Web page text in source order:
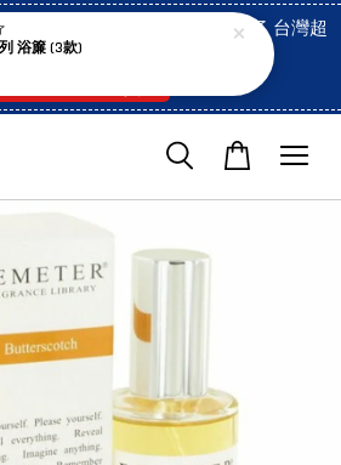
香港澳門信用卡付費已經開啓了 台灣超
市貨到付款也是!
浴簾 (3款)